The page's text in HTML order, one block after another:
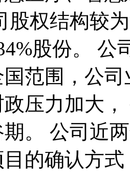
股权结构较
股份。
范围，公
政压力加大
。 公司近
的确认方